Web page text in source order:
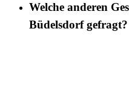
Welche anderen
Büdelsdorfgefragt?